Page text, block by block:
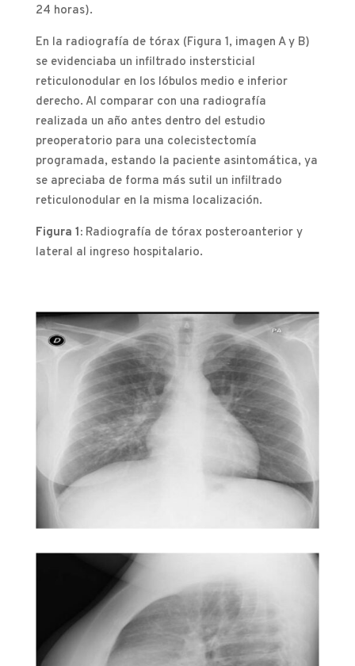
24 horas).
En la radiografía de tórax (Figura 1, imagen A y B)
se evidenciaba un infiltrado instersticial
reticulonodular en los lóbulos medio e inferior
derecho. Al comparar con una radiografía
realizada un año antes dentro del estudio
preoperatorio para una colecistectomía
programada, estando la paciente asintomática, ya
se apreciaba de forma más sutil un infiltrado
reticulonodular en la misma localización.
Figura 1:Radiografía de tórax posteroanterior y
lateral al ingreso hospitalario.